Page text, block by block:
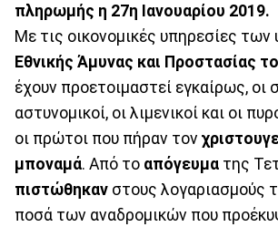
πληρωμής η 27η Ιανουαρίου 2019.
Με τις οικονομικές υπηρεσίες των
Εθνικής Άμυνας και Προστασίας
έχουν προετοιμαστεί εγκαίρως, οι
αστυνομικοί, οι λιμενικοί και οι
οι πρώτοι που πήραν τον
μποναμά. Από το απόγευμα της
πιστώθηκαν στους λογαριασμούς
ποσά των αναδρομικών που